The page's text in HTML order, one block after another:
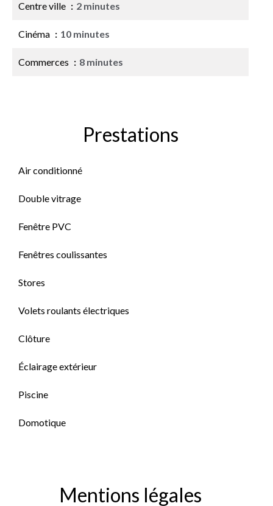
Centre ville 2 minutes
Cinéma 10 minutes
Commerces 8 minutes
Prestations
Air conditionné
Double vitrage
Fenêtre PVC
Fenêtres coulissantes
Stores
Volets roulants électriques
Clôture
Éclairage extérieur
Piscine
Domotique
Mentions légales